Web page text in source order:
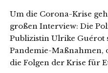
Um die Corona-Krise
großen Interview: Die
Publizistin Ulrike Guérot
Pandemie-
die Folgen der Krise für